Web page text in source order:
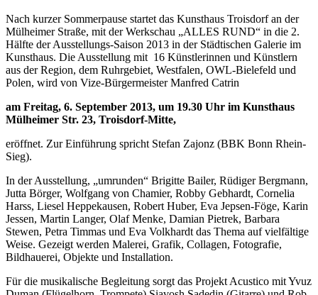
Nach kurzer Sommerpause startet das Kunsthaus Troisdorf an der
Mülheimer Straße, mit der Werkschau „ALLES RUND“ in die 2.
Hälfte der Ausstellungs-Saison 2013 in der Städtischen Galerie im
Kunsthaus. Die Ausstellung mit 16 Künstlerinnen und Künstlern
aus der Region, dem Ruhrgebiet, Westfalen, OWL-Bielefeld und
Polen, wird von Vize-Bürgermeister Manfred Catrin
am Freitag, 6. September 2013, um 19.30 Uhr im Kunsthaus
Mülheimer Str. 23, Troisdorf-Mitte,
eröffnet. Zur Einführung spricht Stefan Zajonz (BBK Bonn Rhein-
Sieg).
In der Ausstellung, „umrunden“ Brigitte Bailer, Rüdiger Bergmann,
Jutta Börger, Wolfgang von Chamier, Robby Gebhardt, Cornelia
Harss, Liesel Heppekausen, Robert Huber, Eva Jepsen-Föge, Karin
Jessen, Martin Langer, Olaf Menke, Damian Pietrek, Barbara
Stewen, Petra Timmas und Eva Volkhardt das Thema auf vielfältige
Weise. Gezeigt werden Malerei, Grafik, Collagen, Fotografie,
Bildhauerei, Objekte und Installation.
Für die musikalische Begleitung sorgt das Projekt Acustico mit Yvuz